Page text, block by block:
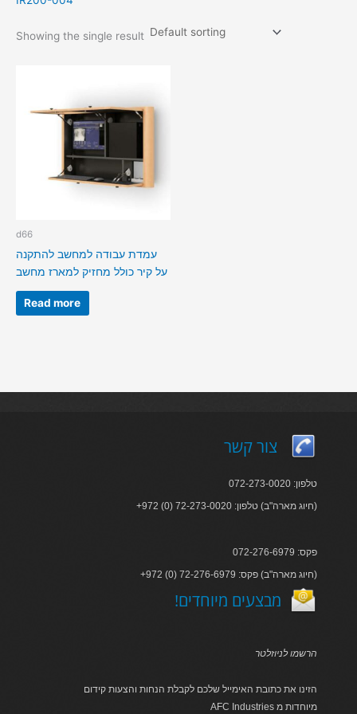
Showing the single result
d66
עמדת עבודה למחשב להתקנה
על קיר כולל מחזיק למארז מחשב
Read more
צור קשר
טלפון: 072-273-0020
+972 (0) 72-273-0020 :חיוג מארה"ב) טלפון)
פקס: 072-276-6979
+972 (0) 72-276-6979 :חיוג מארה"ב) פקס)
!מבצעים מיוחדים
הרשמו לניוזלטר
הזינו את כתובת האימייל שלכם לקבלת הנחות והצעות קידום
AFC Industries מיוחדות מ